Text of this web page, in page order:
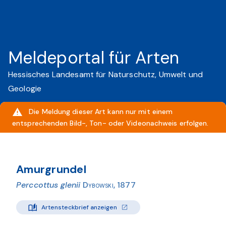
Meldeportal für Arten
Hessisches Landesamt für Naturschutz, Umwelt und
Geologie
Die Meldung dieser Art kann nur mit einem
entsprechenden Bild-, Ton- oder Videonachweis erfolgen.
Amurgrundel
Perccottus glenii Dybowski, 1877
Artensteckbrief anzeigen